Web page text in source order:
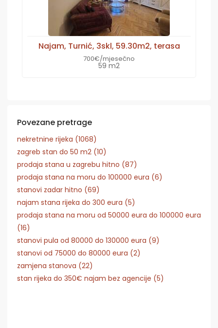
Najam, Turnić, 3skl, 59.30m2, terasa
700€/mjesečno
59 m2
Povezane pretrage
nekretnine rijeka (1068)
zagreb stan do 50 m2 (10)
prodaja stana u zagrebu hitno (87)
prodaja stana na moru do 100000 eura (6)
stanovi zadar hitno (69)
najam stana rijeka do 300 eura (5)
prodaja stana na moru od 50000 eura do 100000 eura
(16)
stanovi pula od 80000 do 130000 eura (9)
stanovi od 75000 do 80000 eura (2)
zamjena stanova (22)
stan rijeka do 350€ najam bez agencije (5)